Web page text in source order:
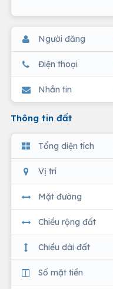
Người đăng
Điện thoại
Nhắn tin
Thông tin đất
Tổng diện tích
Vị trí
Mặt đường
Chiều rộng đất
Chiều dài đất
Số mặt tiền